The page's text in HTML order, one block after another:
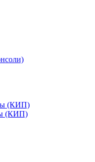
(КИП)
(КИП)